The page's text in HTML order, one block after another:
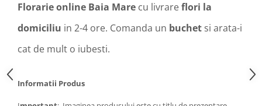
Florarie online Baia Mare cu livrareflori la
domiciliu in 2-4 ore. Comanda un buchet si arata-i
cat de mult o iubesti.
Informatii Produs